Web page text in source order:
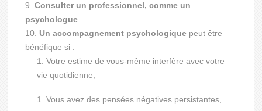
Consulter un professionnel, comme un
psychologue
Un accompagnement psychologique peut être
bénéfique si :
Votre estime de vous-même interfère avec votre
vie quotidienne,
Vous avez des pensées négatives persistantes,